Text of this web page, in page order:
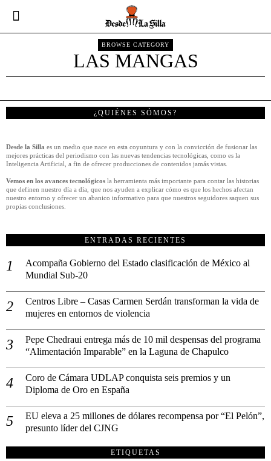
BROWSE CATEGORY
LAS MANGAS
¿QUIÉNES SÓMOS?
Desde la Silla es un medio que nace en esta coyuntura y con la convicción de fusionar las
mejores prácticas del periodismo con las nuevas tendencias tecnológicas, como es la
Inteligencia Artificial, a fin de ofrecer producciones de contenidos jamás vistas.
Vemos en los avances tecnológicos la herramienta más importante para contar las historias
que definen nuestro día a día, que nos ayuden a explicar cómo es que los hechos afectan
nuestro entorno y ofrecer un abanico informativo para que nuestros seguidores saquen sus
propias conclusiones.
ENTRADAS RECIENTES
Acompaña Gobierno del Estado clasificación de México al
Mundial Sub-20
Centros Libre – Casas Carmen Serdán transforman la vida de
mujeres en entornos de violencia
Pepe Chedraui entrega más de 10 mil despensas del programa
“Alimentación Imparable” en la Laguna de Chapulco
Coro de Cámara UDLAP conquista seis premios y un
Diploma de Oro en España
EU eleva a 25 millones de dólares recompensa por “El Pelón”,
presunto líder del CJNG
ETIQUETAS